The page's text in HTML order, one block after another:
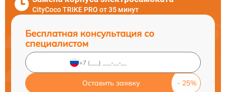
CityCoco TRIKE PRO от 35 минут
Бесплатная консультация со
специалистом
Оставить заявку